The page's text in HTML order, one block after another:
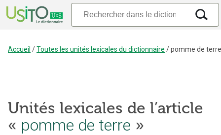
Accueil /Toutes les unités lexicales du dictionnaire /pomme de terre
Unités lexicales de l’article
« pomme de terre »